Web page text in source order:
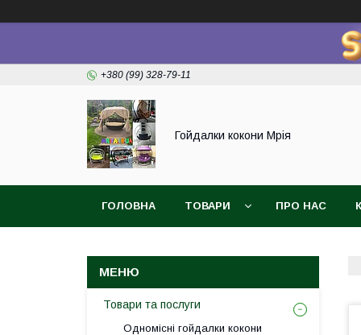
+380 (99) 328-79-11
Гойдалки кокони Мрія
ГОЛОВНА ТОВАРИ ПРО НАС
Товари та послуги
Одномісні гойдалки кокони